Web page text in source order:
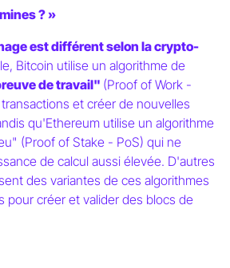
? »
est différent selon la crypto-
Bitcoin utilise un algorithme de
de travail" (Proof of Work -
et créer de nouvelles
qu'Ethereum utilise un algorithme
(Proof of Stake - PoS) qui ne
de calcul aussi élevée. D'autres
des variantes de ces algorithmes
pour créer et valider des blocs de